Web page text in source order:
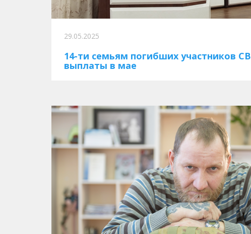
29.05.2025
14-ти семьям погибших участников
выплаты в мае